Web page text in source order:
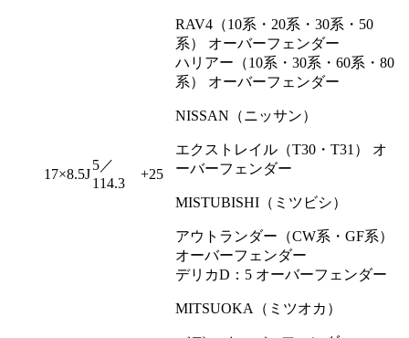
17×8.5J
5／
114.3
+25
RAV4（10系・20系・30系・50
系） オーバーフェンダー
ハリアー（10系・30系・60系・80
系） オーバーフェンダー
NISSAN（ニッサン）
エクストレイル（T30・T31） オ
ーバーフェンダー
MISTUBISHI（ミツビシ）
アウトランダー（CW系・GF系）
オーバーフェンダー
デリカD：5 オーバーフェンダー
MITSUOKA（ミツオカ）